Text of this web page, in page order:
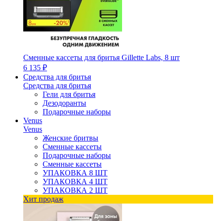
Сменные кассеты для бритья Gillette Labs, 8 шт
6 135 ₽
Средства для бритья
Средства для бритья
Гели для бритья
Дезодоранты
Подарочные наборы
Venus
Venus
Женские бритвы
Сменные кассеты
Подарочные наборы
Сменные кассеты
УПАКОВКА 8 ШТ
УПАКОВКА 4 ШТ
УПАКОВКА 2 ШТ
Хит продаж